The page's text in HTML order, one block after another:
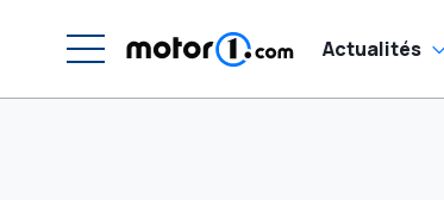
Actualités